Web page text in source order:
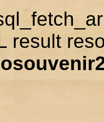
result